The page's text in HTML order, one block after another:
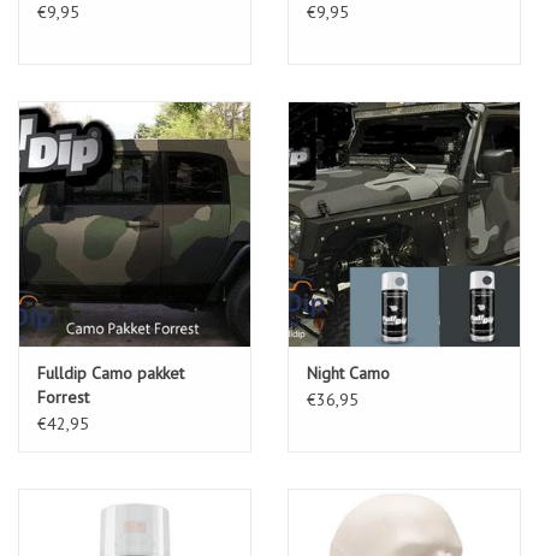
€9,95
€9,95
Fulldip Camo pakket
Forrest
€42,95
Night Camo
€36,95